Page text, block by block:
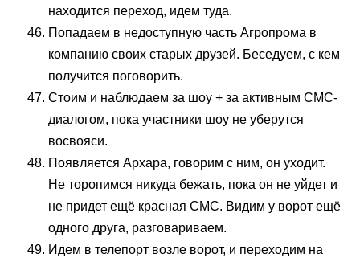
находится переход, идем туда.
Попадаем в недоступную часть Агропрома в
компанию своих старых друзей. Беседуем, с кем
получится поговорить.
Стоим и наблюдаем за шоу + за активным СМС-
диалогом, пока участники шоу не уберутся
восвояси.
Появляется Архара, говорим с ним, он уходит.
Не торопимся никуда бежать, пока он не уйдет и
не придет ещё красная СМС. Видим у ворот ещё
одного друга, разговариваем.
Идем в телепорт возле ворот, и переходим на